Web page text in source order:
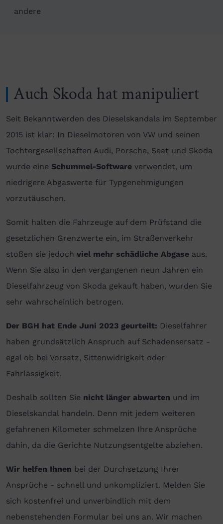
andere
Auch Skoda hat manipuliert
Seit Bekanntwerden des Dieselskandals im September
2015 ist klar: In Dieselmotoren von VW und seinen
Tochtergesellschaften Audi, Porsche, Seat und Skoda
wurde eine Schummel-Software verwendet, um
niedrigere Abgaswerte für Typgenehmigungen
vorzutäuschen.
Somit halten die Fahrzeuge auf dem Prüfstand die
gesetzlichen Grenzwerte ein, im Straßenverkehr
stoßen sie jedoch viel mehr schädliche Abgase aus.
Wenn Sie also in den vergangenen neun Jahren ein
Dieselfahrzeug von Skoda gekauft haben, wurden Sie
sehr wahrscheinlich betrogen.
Der BGH hat Ende Juni 2023 geurteilt: Dieselfahrer
haben grundsätzlich Anspruch auf Schadensersatz -
egal ob bei Vorsatz, Sittenwidrigkeit oder
Fahrlässigkeit.
Deshalb sollten Sie nicht länger abwarten und im
Dieselskandal handeln. Denn mit jedem weiteren
gefahrenen Kilometer schmelzen Ihre Ansprüche
dahin, da die Gerichte Nutzungsentgelte abziehen.
Wir helfen Ihnen bei der Durchsetzung Ihrer
Ansprüche - schnell und unkompliziert. Melden Sie
sich kostenfrei und unverbindlich mit dem
nebenstehenden Formular bei uns an. Wir machen